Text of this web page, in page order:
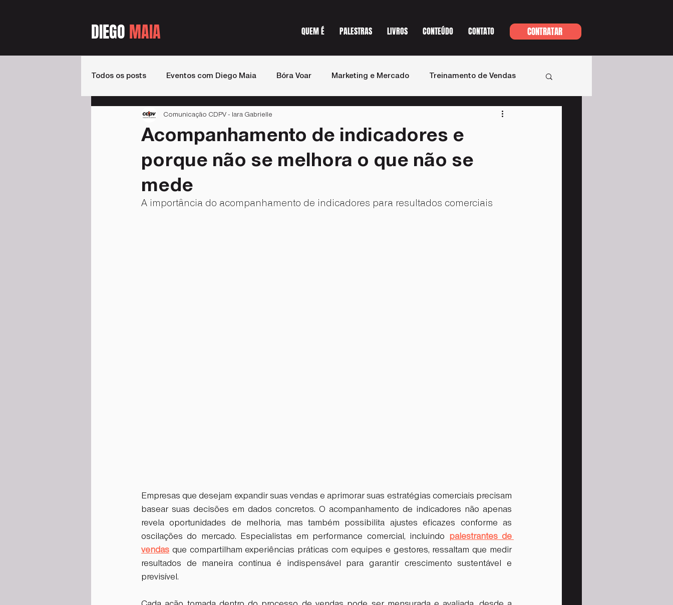
DIEGO MAIA QUEM É PALESTRAS LIVROS CONTEÚDO CONTATO CONTRATAR
Todos os posts Eventos com Diego Maia Bóra Voar Marketing e Mercado Treinamento de Vendas
Livros Podcast de Vendas
Acompanhamento de indicadores e
porque não se melhora o que não se
mede
Comunicação CDPV - Iara Gabrielle
A importância do acompanhamento de indicadores para resultados comerciais
Empresas que desejam expandir suas vendas e aprimorar suas estratégias comerciais precisam
basear suas decisões em dados concretos. O acompanhamento de indicadores não apenas
revela oportunidades de melhoria, mas também possibilita ajustes eficazes conforme as
oscilações do mercado. Especialistas em performance comercial, incluindo
palestrantes de
vendas que compartilham experiências práticas com equipes e gestores, ressaltam que medir
resultados de maneira contínua é indispensável para garantir crescimento sustentável e
previsível.